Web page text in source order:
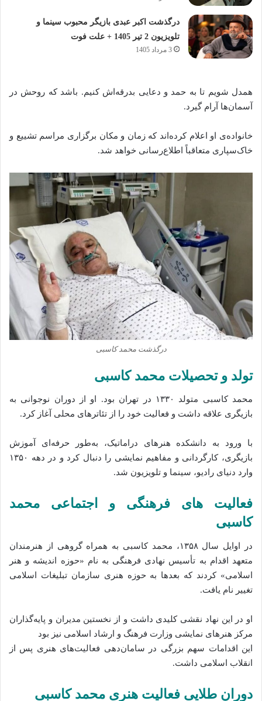
درگذشت اکبر عبدی بازیگر محبوب سینما و
تلویزیون 2 تیر 1405 + علت فوت
3 مرداد 1405
همدل شویم تا به حمد و دعایی بدرقه‌اش کنیم. باشد که روحش در
آسمان‌ها آرام گیرد.
خانواده‌ی او اعلام کرده‌اند که زمان و مکان برگزاری مراسم تشییع و
خاک‌سپاری متعاقباً اطلاع‌رسانی خواهد شد.
درگذشت محمد کاسبی
تولد و تحصیلات محمد کاسبی
محمد کاسبی متولد ۱۳۳۰ در تهران بود. او از دوران نوجوانی به
بازیگری علاقه داشت و فعالیت خود را از تئاترهای محلی آغاز کرد.
با ورود به دانشکده هنرهای دراماتیک، به‌طور حرفه‌ای آموزش
بازیگری، کارگردانی و مفاهیم نمایشی را دنبال کرد و در دهه ۱۳۵۰
وارد دنیای رادیو، سینما و تلویزیون شد.
فعالیت‌ های فرهنگی و اجتماعی محمد
کاسبی
در اوایل سال ۱۳۵۸، محمد کاسبی به همراه گروهی از هنرمندان
متعهد اقدام به تأسیس نهادی فرهنگی به نام «حوزه اندیشه و هنر
اسلامی» کردند که بعدها به حوزه هنری سازمان تبلیغات اسلامی
تغییر نام یافت.
او در این نهاد نقشی کلیدی داشت و از نخستین مدیران و پایه‌گذاران
مرکز هنرهای نمایشی وزارت فرهنگ و ارشاد اسلامی نیز بود
این اقدامات سهم بزرگی در سامان‌دهی فعالیت‌های هنری پس از
انقلاب اسلامی داشت.
دوران طلایی فعالیت هنری محمد کاسبی